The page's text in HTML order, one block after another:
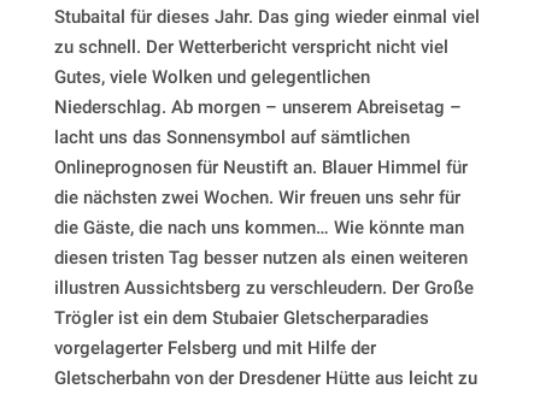
Stubaital für dieses Jahr. Das ging wieder einmal viel
zu schnell. Der Wetterbericht verspricht nicht viel
Gutes, viele Wolken und gelegentlichen
Niederschlag. Ab morgen – unserem Abreisetag –
lacht uns das Sonnensymbol auf sämtlichen
Onlineprognosen für Neustift an. Blauer Himmel für
die nächsten zwei Wochen. Wir freuen uns sehr für
die Gäste, die nach uns kommen… Wie könnte man
diesen tristen Tag besser nutzen als einen weiteren
illustren Aussichtsberg zu verschleudern. Der Große
Trögler ist ein dem Stubaier Gletscherparadies
vorgelagerter Felsberg und mit Hilfe der
Gletscherbahn von der Dresdener Hütte aus leicht zu